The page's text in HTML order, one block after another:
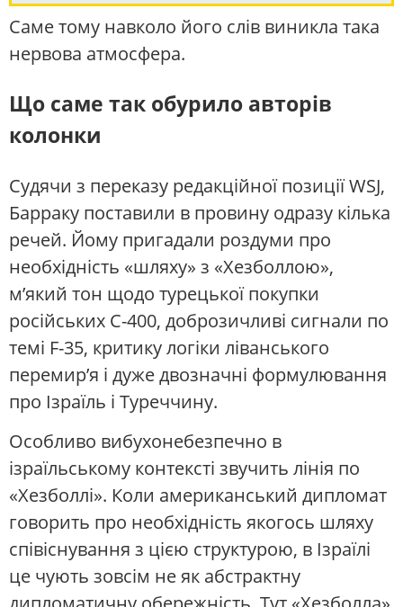
Саме тому навколо його слів виникла така
нервова атмосфера.
Що саме так обурило авторів
колонки
Судячи з переказу редакційної позиції WSJ,
Барраку поставили в провину одразу кілька
речей. Йому пригадали роздуми про
необхідність «шляху» з «Хезболлою»,
м’який тон щодо турецької покупки
російських С-400, доброзичливі сигнали по
темі F-35, критику логіки ліванського
перемир’я і дуже двозначні формулювання
про Ізраїль і Туреччину.
Особливо вибухонебезпечно в
ізраїльському контексті звучить лінія по
«Хезболлі». Коли американський дипломат
говорить про необхідність якогось шляху
співіснування з цією структурою, в Ізраїлі
це чують зовсім не як абстрактну